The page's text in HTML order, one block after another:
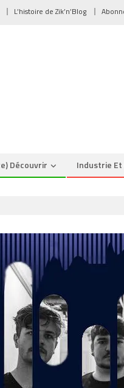
L’histoire de Zik’n’Blog
Découvrir Industrie